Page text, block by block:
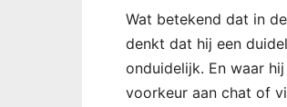
Wat betekend dat in
denkt dat hij een
onduidelijk. En waar
voorkeur aan chat of